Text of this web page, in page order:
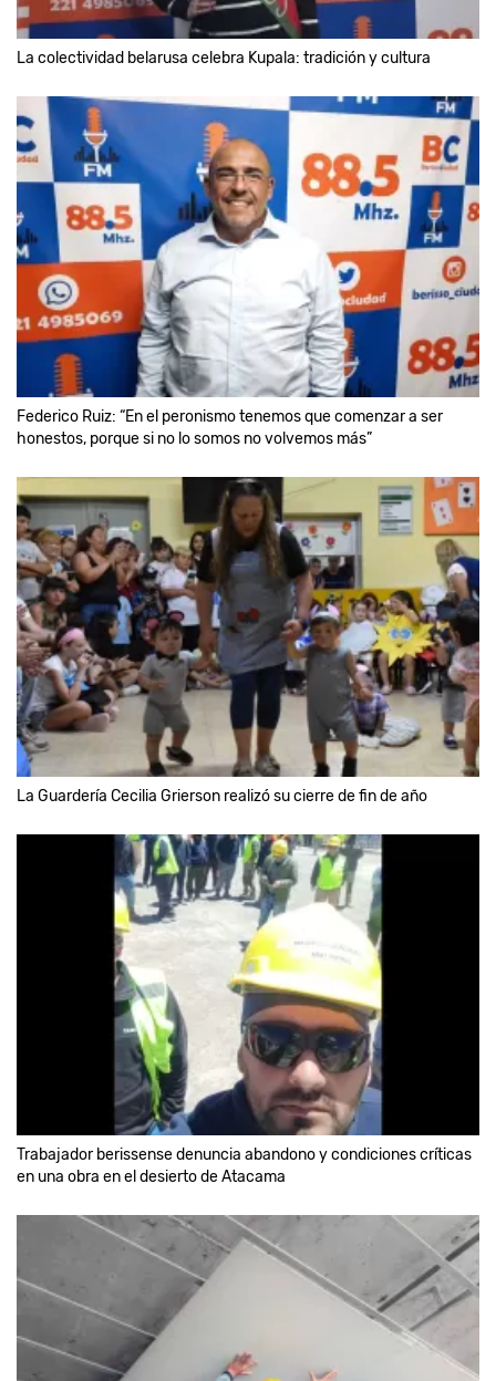
La colectividad belarusa celebra Kupala: tradición y cultura
Federico Ruiz: “En el peronismo tenemos que comenzar a ser
honestos, porque si no lo somos no volvemos más”
La Guardería Cecilia Grierson realizó su cierre de fin de año
Trabajador berissense denuncia abandono y condiciones críticas
en una obra en el desierto de Atacama